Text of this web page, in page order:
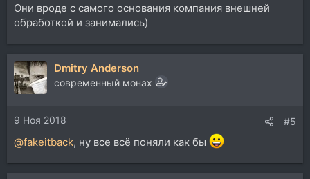
Они вроде с самого основания компания внешней
обработкой и занимались)
Dmitry Anderson
современный монах
9 Ноя 2018 #5
@fakeitback, ну все всё поняли как бы